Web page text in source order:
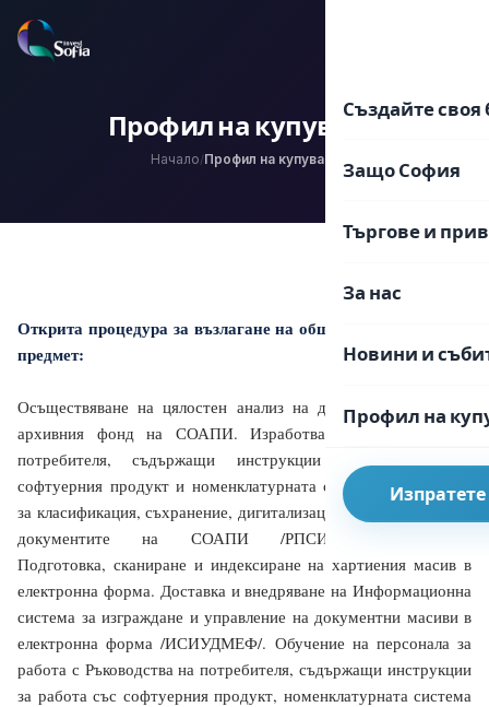
към
Създайте своя
Защо София
Търгове и
За нас
Новини и
Профил на
Профил на купувача
Начало/Профил на купувача
Открита процедура за възлагане на обществена поръчка с
предмет:
Осъществяване на цялостен анализ на документооборота и
архивния фонд на СОАПИ. Изработване Ръководства на
потребителя, съдържащи инструкции за работа със
софтуерния продукт и номенклатурната система и методика
за класификация, съхранение, дигитализация и индексиране на
документите на СОАПИ /РПСИРСПНСМКСДИДС/.
Подготовка, сканиране и индексиране на хартиения масив в
електронна форма. Доставка и внедряване на Информационна
система за изграждане и управление на документни масиви в
електронна форма /ИСИУДМЕФ/. Обучение на персонала за
работа с Ръководства на потребителя, съдържащи инструкции
за работа със софтуерния продукт, номенклатурната система